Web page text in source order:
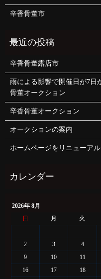
辛香骨董市
辛香骨董露店市
雨による影響で開催日が7日
骨董オークション
辛香骨董オークション
オークションの案内
ホームページをリニューアル
2026年 8月
日
月 火
2
3 4
9
10 11
16
17 18